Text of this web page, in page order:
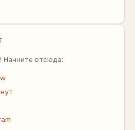
Начните отсюда: